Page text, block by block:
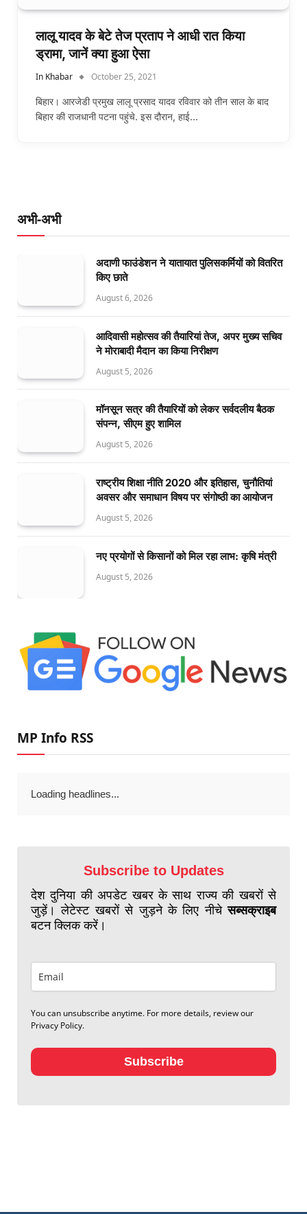
लालू यादव के बेटे तेज प्रताप ने आधी रात किया
ड्रामा, जानें क्या हुआ ऐसा
In Khabar October 25, 2021
बिहार। आरजेडी प्रमुख लालू प्रसाद यादव रविवार को तीन साल के बाद
बिहार की राजधानी पटना पहुंचे. इस दौरान, हाई…
अभी-अभी
अदाणी फाउंडेशन ने यातायात पुलिसकर्मियों को वितरित
किए छाते
August 6, 2026
आदिवासी महोत्सव की तैयारियां तेज, अपर मुख्य सचिव
ने मोराबादी मैदान का किया निरीक्षण
August 5, 2026
मॉनसून सत्र की तैयारियों को लेकर सर्वदलीय बैठक
संपन्न, सीएम हुए शामिल
August 5, 2026
राष्ट्रीय शिक्षा नीति 2020 और इतिहास, चुनौतियां
अवसर और समाधान विषय पर संगोष्ठी का आयोजन
August 5, 2026
नए प्रयोगों से किसानों को मिल रहा लाभ: कृषि मंत्री
August 5, 2026
MP Info RSS
Loading headlines...
Subscribe to Updates
देश दुनिया की अपडेट खबर के साथ राज्य की खबरों से
जुड़ें। लेटेस्ट खबरों से जुड़ने के लिए नीचेसब्सक्राइब
बटन क्लिक करें।
You can unsubscribe anytime. For more details, review our
Privacy Policy.
Subscribe